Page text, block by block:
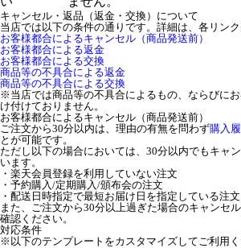
キャンセル・返品（返金・交換）について
当店では以下の条件の通りです。詳細は、各リンク
お客様都合によるキャンセル（商品発送前）
お客様都合による返金
お客様都合による交換
商品等の不具合による返金
商品等の不具合による交換
※当店では商品等の不具合によるもの、ならびに
け付けておりません。
お客様都合によるキャンセル（商品発送前）
ご注文から30分以内は、理由の有無を問わず購入
とが可能です。
ただし以下の場合においては、30分以内でもキャ
います。
・楽天会員登録を利用していない注文
・予約購入/定期購入/頒布会の注文
・配送日時指定で最短お届け日を指定している注文
また、ご注文から30分以上過ぎた場合のキャンセ
確認ください。
対応条件
※以下のテンプレートをカスタマイズしてご利用く